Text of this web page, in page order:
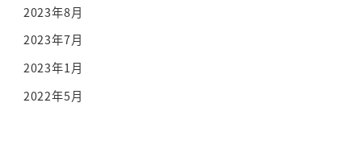
2023年8月
2023年7月
2023年1月
2022年5月